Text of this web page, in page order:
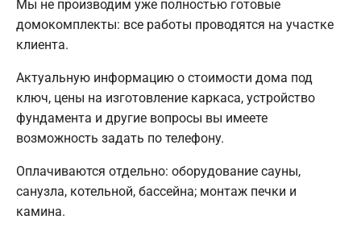
Мы не производим уже полностью готовые
домокомплекты: все работы проводятся на участке
клиента.
Актуальную информацию о стоимости дома под
ключ, цены на изготовление каркаса, устройство
фундамента и другие вопросы вы имеете
возможность задать по телефону.
Оплачиваются отдельно: оборудование сауны,
санузла, котельной, бассейна; монтаж печки и
камина.